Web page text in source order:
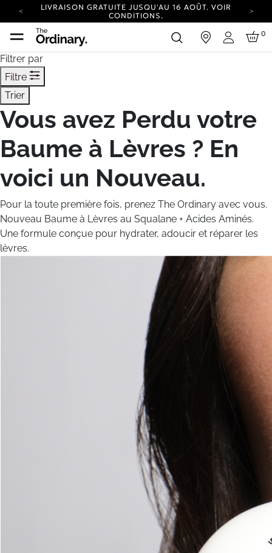
LIVRAISON GRATUITE JUSQU'AU 16 AOÛT. VOIR
CONDITIONS.
CONNECTEZ-VOUS POUR EXPLORER.
EXPÉDITION NEUTRE EN CARBONE POUR
EXPÉDITION NEUTRE EN CARBONE POUR
TOUTES LES COMMANDES.
Connexion
0
Filtrer par
Filtre
Trier
Vous avez Perdu votre
Baume à Lèvres ? En
voici un Nouveau.
Pour la toute première fois, prenez The Ordinary avec vous.
Nouveau Baume à Lèvres au Squalane + Acides Aminés.
Une formule conçue pour hydrater, adoucir et réparer les
lèvres.